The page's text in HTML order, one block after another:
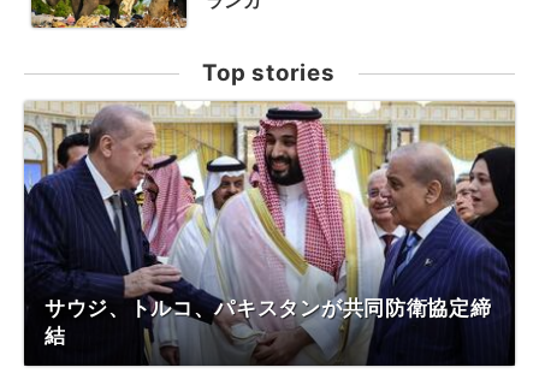
Top stories
サウジ、トルコ、パキスタンが共同防衛協定締
結